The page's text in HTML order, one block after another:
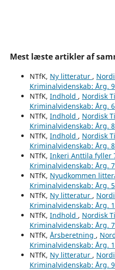
Mest læste artikler af
NTfK, Ny litteratur ,
Kriminalvidenskab: Årg.
NTfK, Indhold , Nordisk
Kriminalvidenskab: Årg.
NTfK, Indhold , Nordisk
Kriminalvidenskab: Årg.
NTfK, Indhold , Nordisk
Kriminalvidenskab: Årg.
NTfK, Inkeri Anttila fyller
Kriminalvidenskab: Årg.
NTfK, Nyudkommen
Kriminalvidenskab: Årg.
NTfK, Ny litteratur ,
Kriminalvidenskab: Årg.
NTfK, Indhold , Nordisk
Kriminalvidenskab: Årg.
NTfK, Årsberetning ,
Kriminalvidenskab: Årg.
NTfK, Ny litteratur ,
Kriminalvidenskab: Årg.